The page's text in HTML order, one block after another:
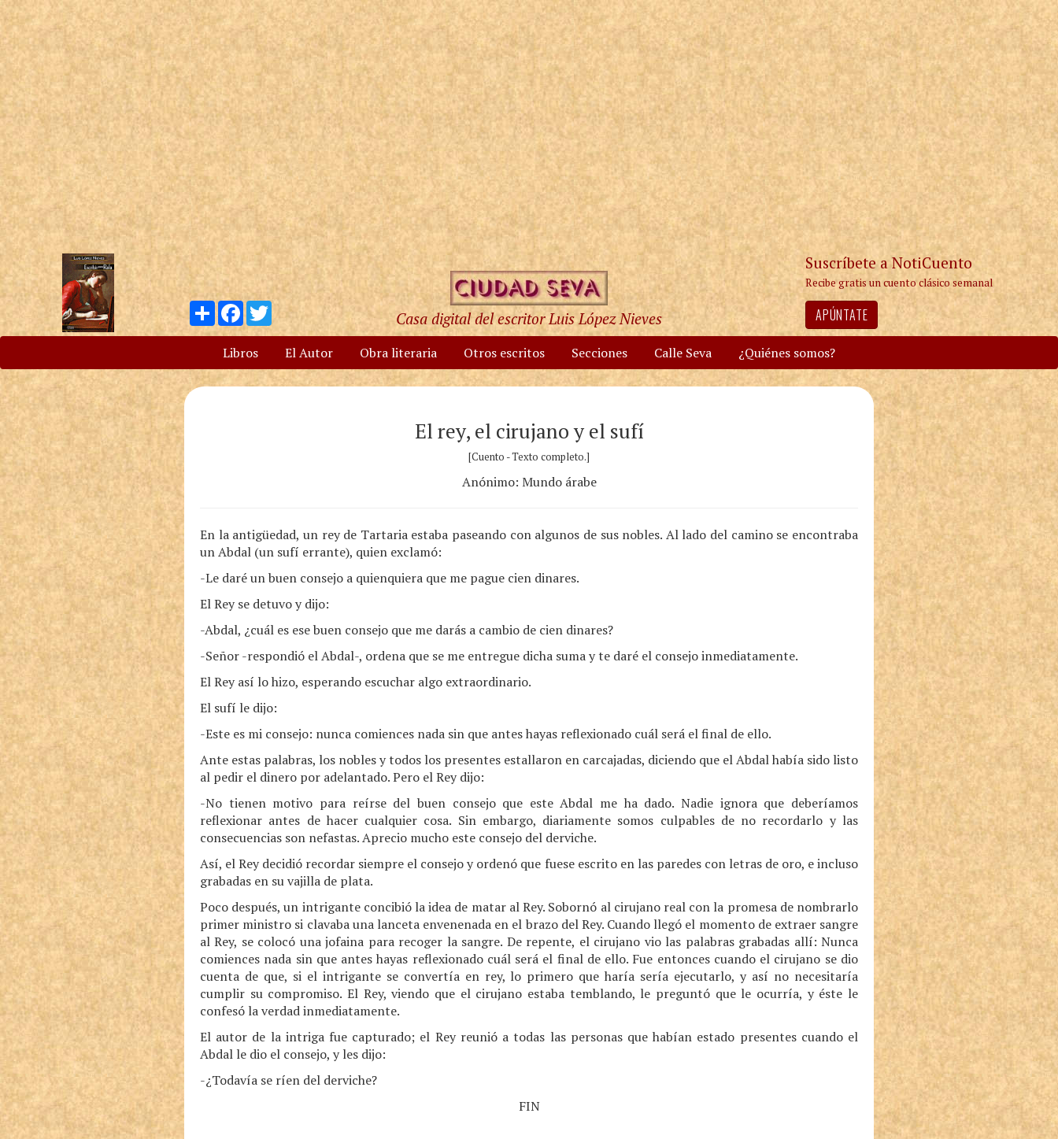
Compartir
Facebook
Twitter
Casa digital del escritor Luis López Nieves
Suscríbete a NotiCuento
Recibe gratis un cuento clásico semanal
APÚNTATE
Libros El Autor Obra literaria Otros escritos Secciones Calle Seva ¿Quiénes somos?
El rey, el cirujano y el sufí
[Cuento - Texto completo.]
Anónimo: Mundo árabe
En la antigüedad, un rey de Tartaria estaba paseando con algunos de sus nobles. Al lado del camino se encontraba
un Abdal (un sufí errante), quien exclamó:
-Le daré un buen consejo a quienquiera que me pague cien dinares.
El Rey se detuvo y dijo:
-Abdal, ¿cuál es ese buen consejo que me darás a cambio de cien dinares?
-Señor -respondió el Abdal-, ordena que se me entregue dicha suma y te daré el consejo inmediatamente.
El Rey así lo hizo, esperando escuchar algo extraordinario.
El sufí le dijo:
-Este es mi consejo: nunca comiences nada sin que antes hayas reflexionado cuál será el final de ello.
Ante estas palabras, los nobles y todos los presentes estallaron en carcajadas, diciendo que el Abdal había sido listo
al pedir el dinero por adelantado. Pero el Rey dijo:
-No tienen motivo para reírse del buen consejo que este Abdal me ha dado. Nadie ignora que deberíamos
reflexionar antes de hacer cualquier cosa. Sin embargo, diariamente somos culpables de no recordarlo y las
consecuencias son nefastas. Aprecio mucho este consejo del derviche.
Así, el Rey decidió recordar siempre el consejo y ordenó que fuese escrito en las paredes con letras de oro, e incluso
grabadas en su vajilla de plata.
Poco después, un intrigante concibió la idea de matar al Rey. Sobornó al cirujano real con la promesa de nombrarlo
primer ministro si clavaba una lanceta envenenada en el brazo del Rey. Cuando llegó el momento de extraer sangre
al Rey, se colocó una jofaina para recoger la sangre. De repente, el cirujano vio las palabras grabadas allí: Nunca
comiences nada sin que antes hayas reflexionado cuál será el final de ello. Fue entonces cuando el cirujano se dio
cuenta de que, si el intrigante se convertía en rey, lo primero que haría sería ejecutarlo, y así no necesitaría
cumplir su compromiso. El Rey, viendo que el cirujano estaba temblando, le preguntó que le ocurría, y éste le
confesó la verdad inmediatamente.
El autor de la intriga fue capturado; el Rey reunió a todas las personas que habían estado presentes cuando el
Abdal le dio el consejo, y les dijo:
-¿Todavía se ríen del derviche?
FIN